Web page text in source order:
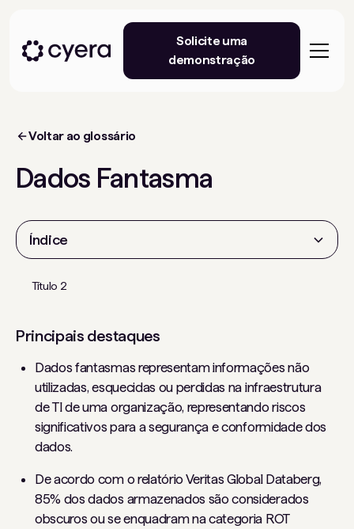
Solicite uma
demonstração
Voltar ao glossário
Dados Fantasma
Principais destaques
Dados fantasmas representam informações não
utilizadas, esquecidas ou perdidas na infraestrutura
de TI de uma organização, representando riscos
significativos para a segurança e conformidade dos
dados.
De acordo com o relatório Veritas Global Databerg,
85% dos dados armazenados são considerados
obscuros ou se enquadram na categoria ROT
Índice
Título 2